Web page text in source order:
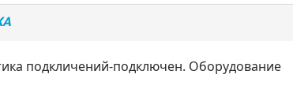
подкличений-подключен. Оборудование